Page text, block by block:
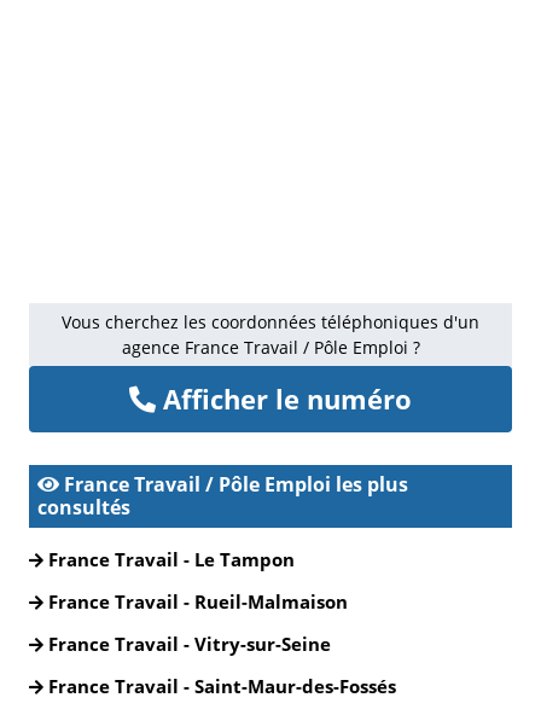
Vous cherchez les coordonnées téléphoniques d'un
agence France Travail / Pôle Emploi ?
Afficher le numéro
France Travail / Pôle Emploi les plus
consultés
France Travail - Le Tampon
France Travail - Rueil-Malmaison
France Travail - Vitry-sur-Seine
France Travail - Saint-Maur-des-Fossés